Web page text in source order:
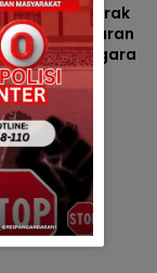
Gerak
Kebakaran
Sukanagara